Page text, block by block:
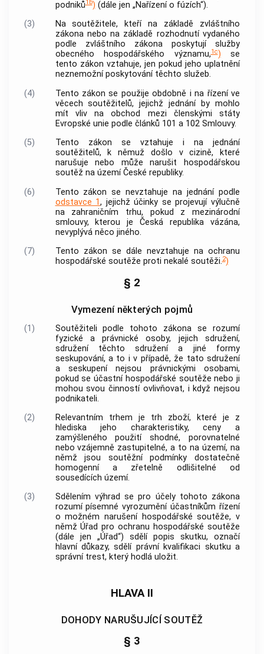
podniků1b) (dále jen „Nařízení o fúzích“).
(3)
Nasoutěžitele, kteří na základě zvláštního
zákona nebo na základě rozhodnutí vydaného
podle zvláštního zákona poskytují služby
obecného hospodářského významu,1c) se
tento zákon vztahuje, jen pokud jeho uplatnění
neznemožní poskytování těchto služeb.
(4)
Tento zákon se použije obdobně i na řízení ve
věcechsoutěžitelů, jejichž jednání by mohlo
mít vliv na obchod mezi členskými státy
Evropské unie podle článků 101 a 102 Smlouvy.
(5)
Tento zákon se vztahuje i na jednání
soutěžitelů, k němuž došlo v cizině, které
narušuje nebo může narušit hospodářskou
soutěž na území České republiky.
(6)
Tento zákon se nevztahuje na jednání podle
odstavce 1, jejichž účinky se projevují výlučně
na zahraničním trhu, pokud z mezinárodní
smlouvy, kterou je Česká republika vázána,
nevyplývá něco jiného.
(7)
Tento zákon se dále nevztahuje na ochranu
hospodářské soutěže proti nekalé soutěži.2)
§ 2
Vymezení některých pojmů
(1) Soutěžiteli podle tohoto zákona se rozumí
fyzické a právnické osoby, jejich sdružení,
sdružení těchto sdružení a jiné formy
seskupování, a to i v případě, že tato sdružení
a seskupení nejsou právnickými osobami,
pokud se účastní hospodářské soutěže nebo ji
mohou svou činností ovlivňovat, i když nejsou
podnikateli.
(2)
Relevantním trhem je trh zboží, které je z
hlediska jeho charakteristiky, ceny a
zamýšleného použití shodné, porovnatelné
nebo vzájemně zastupitelné, a to na území, na
němž jsou soutěžní podmínky dostatečně
homogenní a zřetelně odlišitelné od
sousedících území.
(3)
Sdělením výhrad se pro účely tohoto zákona
rozumí písemné vyrozumění účastníkům řízení
o možném narušení hospodářské soutěže, v
němž Úřad pro ochranu hospodářské soutěže
(dále jen „Úřad“) sdělí popis skutku, označí
hlavní důkazy, sdělí právní kvalifikaci skutku a
správní trest, který hodlá uložit.
HLAVA II
DOHODY NARUŠUJÍCÍ SOUTĚŽ
§ 3